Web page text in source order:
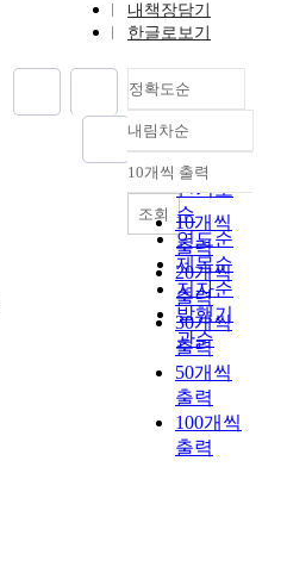
내책장담기
한글로보기
정확도순
정확도
순
인기도
순
연도순
제목순
저자순
발행기
관순
내림차순
내림차순
10개씩 출력
10개씩
출력
20개씩
출력
30개씩
출력
50개씩
출력
100개씩
출력
조회